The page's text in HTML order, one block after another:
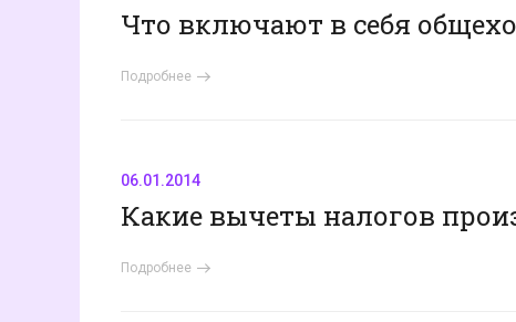
Что включают в себя
Подробнее
06.01.2014
Какие вычеты налогов
Подробнее